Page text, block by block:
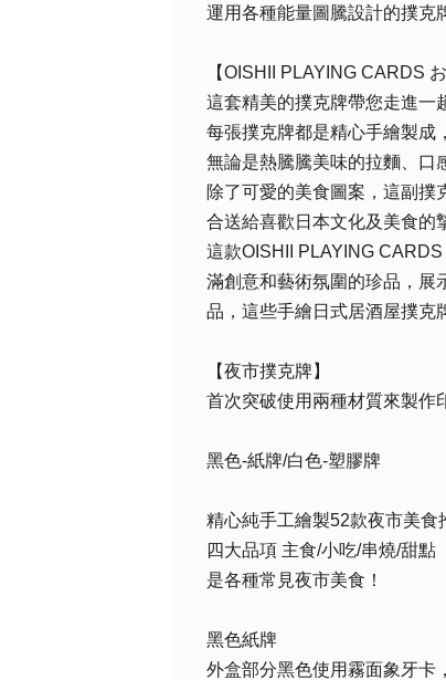
運用各種能量圖騰設計的撲克
【OISHII PLAYING CARDS
這套精美的撲克牌帶您走進一
每張撲克牌都是精心手繪製成
無論是熱騰騰美味的拉麵、口
除了可愛的美食圖案，這副撲
合送給喜歡日本文化及美食的
這款OISHII PLAYING
滿創意和藝術氛圍的珍品，展
品，這些手繪日式居酒屋撲克
【夜市撲克牌】
首次突破使用兩種材質來製作
黑色-紙牌/白色-塑膠牌
精心純手工繪製52款夜市美食
四大品項 主食/小吃/串燒/甜點
是各種常見夜市美食！
黑色紙牌
外盒部分黑色使用霧面象牙卡